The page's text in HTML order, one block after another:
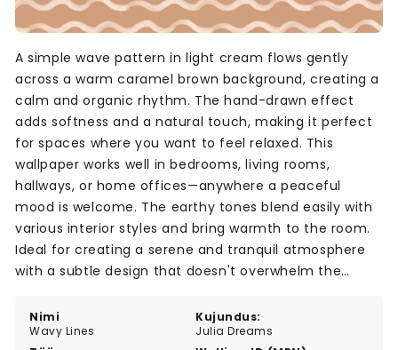
Nimi
Wavy Lines
Kujundus:
Julia Dreams
A simple wave pattern in light cream flows gently
across a warm caramel brown background, creating a
calm and organic rhythm. The hand-drawn effect
adds softness and a natural touch, making it perfect
for spaces where you want to feel relaxed. This
wallpaper works well in bedrooms, living rooms,
hallways, or home offices—anywhere a peaceful
mood is welcome. The earthy tones blend easily with
various interior styles and bring warmth to the room.
Ideal for creating a serene and tranquil atmosphere
with a subtle design that doesn't overwhelm the